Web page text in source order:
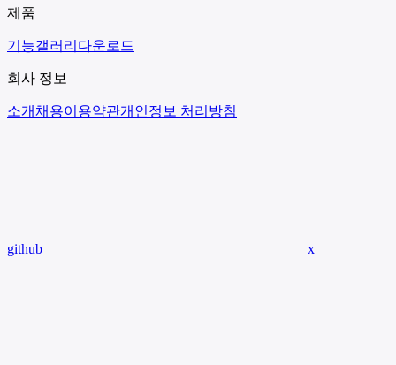
제품
기능갤러리 다운로드
회사 정보
소개 채용이용약관개인정보 처리방침
github x